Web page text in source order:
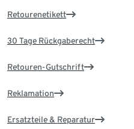
Retourenetikett
30 Tage Rückgaberecht
Retouren-Gutschrift
Reklamation
Ersatzteile & Reparatur